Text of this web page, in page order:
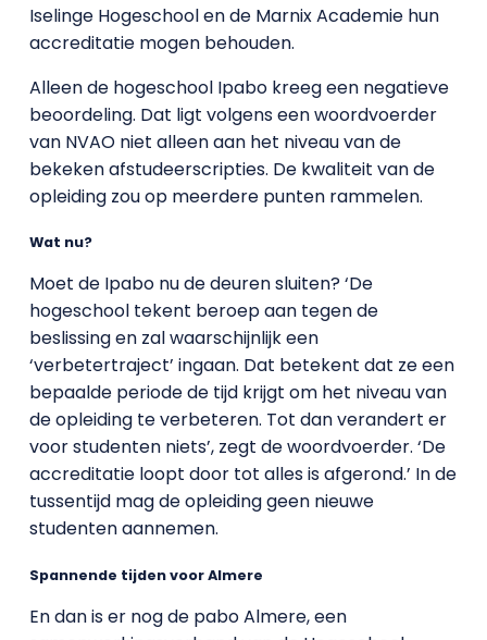
Iselinge Hogeschool en de Marnix Academie hun
accreditatie mogen behouden.
Alleen de hogeschool Ipabo kreeg een negatieve
beoordeling. Dat ligt volgens een woordvoerder
van NVAO niet alleen aan het niveau van de
bekeken afstudeerscripties. De kwaliteit van de
opleiding zou op meerdere punten rammelen.
Wat nu?
Moet de Ipabo nu de deuren sluiten? ‘De
hogeschool tekent beroep aan tegen de
beslissing en zal waarschijnlijk een
‘verbetertraject’ ingaan. Dat betekent dat ze een
bepaalde periode de tijd krijgt om het niveau van
de opleiding te verbeteren. Tot dan verandert er
voor studenten niets’, zegt de woordvoerder. ‘De
accreditatie loopt door tot alles is afgerond.’ In de
tussentijd mag de opleiding geen nieuwe
studenten aannemen.
Spannende tijden voor Almere
En dan is er nog de pabo Almere, een